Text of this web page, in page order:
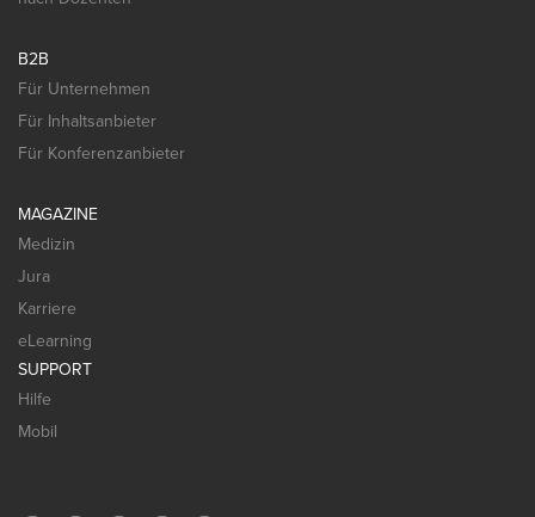
B2B
Für Unternehmen
Für Inhaltsanbieter
Für Konferenzanbieter
MAGAZINE
Medizin
Jura
Karriere
eLearning
SUPPORT
Hilfe
Mobil